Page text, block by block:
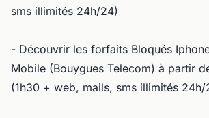
sms illimités 24h/24)
- Découvrir les forfaits Bloqués
Mobile (Bouygues Telecom) à partir
(1h30 + web, mails, sms illimités 24h/